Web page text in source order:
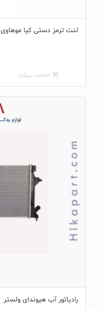
لنت ترمز دستی کیا موهاوی
اطلاعات بیشتر
رادیاتور آب هیوندای ولستر